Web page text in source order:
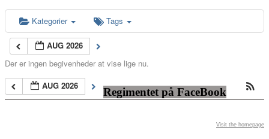
Kategorier Tags
AUG 2026
Der er ingen begivenheder at vise lige nu.
AUG 2026
Regimentet på FaceBook
Visit the homepage